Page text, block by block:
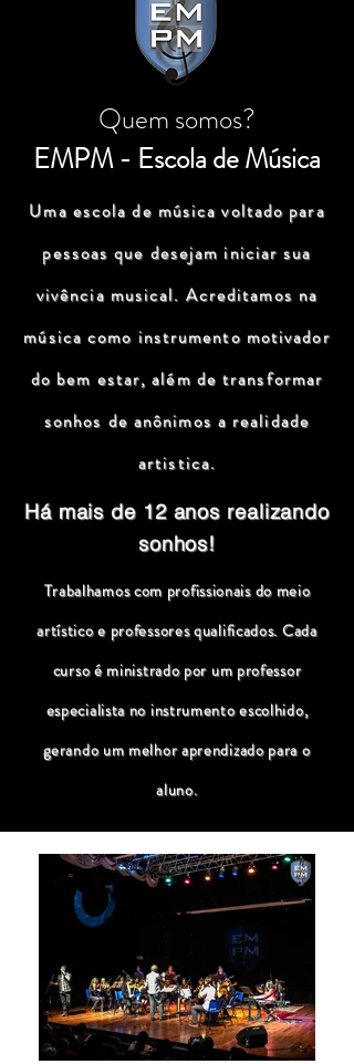
Quem somos?
EMPM - Escola de Música
Uma escola de música voltado para
pessoas que desejam iniciar sua
vivência musical. Acreditamos na
música como instrumento motivador
do bem estar, além de transformar
sonhos de anônimos a realidade
artistica.
Há mais de 12 anos realizando
sonhos!
Trabalhamos com profissionais do meio
artístico e professores qualificados. Cada
curso é ministrado por um professor
especialista no instrumento escolhido,
gerando um melhor aprendizado para o
aluno.